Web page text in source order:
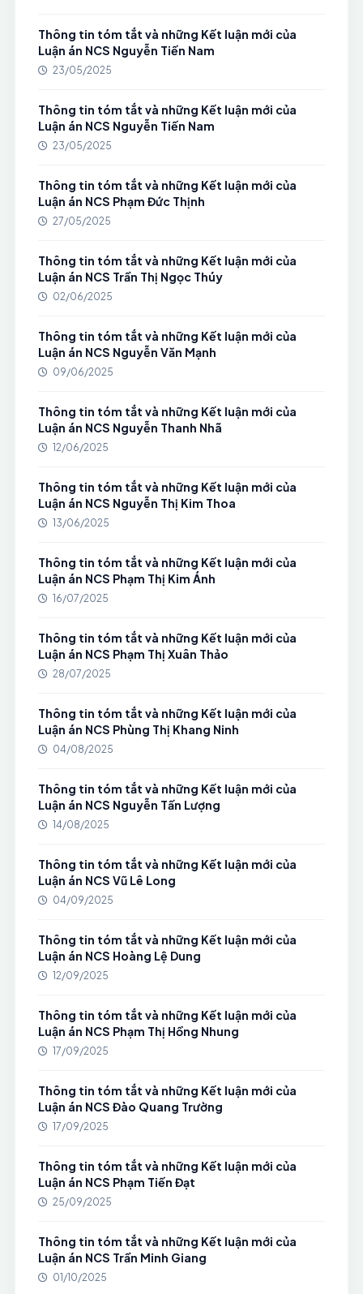
Thông tin tóm tắt và những Kết luận mới của
Luận án NCS Nguyễn Tiến Nam
23/05/2025
Thông tin tóm tắt và những Kết luận mới của
Luận án NCS Nguyễn Tiến Nam
23/05/2025
Thông tin tóm tắt và những Kết luận mới của
Luận án NCS Phạm Đức Thịnh
27/05/2025
Thông tin tóm tắt và những Kết luận mới của
Luận án NCS Trần Thị Ngọc Thúy
02/06/2025
Thông tin tóm tắt và những Kết luận mới của
Luận án NCS Nguyễn Văn Mạnh
09/06/2025
Thông tin tóm tắt và những Kết luận mới của
Luận án NCS Nguyễn Thanh Nhã
12/06/2025
Thông tin tóm tắt và những Kết luận mới của
Luận án NCS Nguyễn Thị Kim Thoa
13/06/2025
Thông tin tóm tắt và những Kết luận mới của
Luận án NCS Phạm Thị Kim Ánh
16/07/2025
Thông tin tóm tắt và những Kết luận mới của
Luận án NCS Phạm Thị Xuân Thảo
28/07/2025
Thông tin tóm tắt và những Kết luận mới của
Luận án NCS Phùng Thị Khang Ninh
04/08/2025
Thông tin tóm tắt và những Kết luận mới của
Luận án NCS Nguyễn Tấn Lượng
14/08/2025
Thông tin tóm tắt và những Kết luận mới của
Luận án NCS Vũ Lê Long
04/09/2025
Thông tin tóm tắt và những Kết luận mới của
Luận án NCS Hoàng Lệ Dung
12/09/2025
Thông tin tóm tắt và những Kết luận mới của
Luận án NCS Phạm Thị Hồng Nhung
17/09/2025
Thông tin tóm tắt và những Kết luận mới của
Luận án NCS Đào Quang Trường
17/09/2025
Thông tin tóm tắt và những Kết luận mới của
Luận án NCS Phạm Tiến Đạt
25/09/2025
Thông tin tóm tắt và những Kết luận mới của
Luận án NCS Trần Minh Giang
01/10/2025